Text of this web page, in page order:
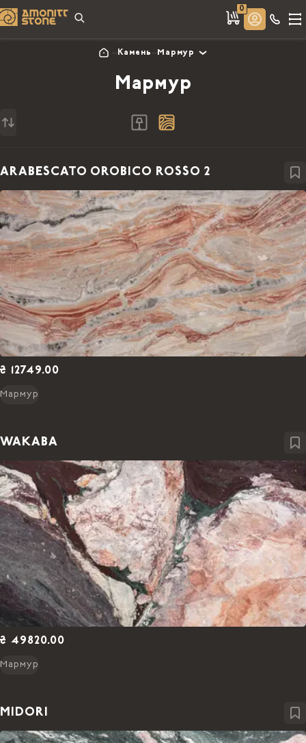
0
Камень Мармур
Мармур
ARABESCATO OROBICO ROSSO 2
₴ 12749.00
Мармур
WAKABA
₴ 49820.00
Мармур
MIDORI